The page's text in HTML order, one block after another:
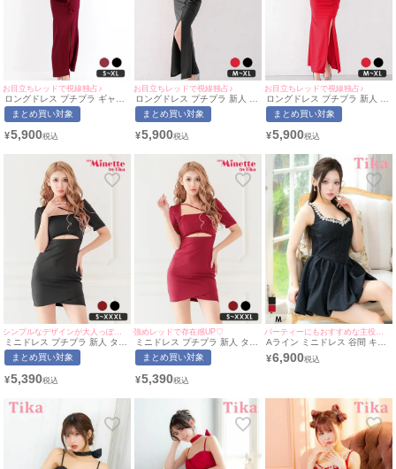
お目立ちレッドで視線独占♪
ロングドレス プチプラ ギャル
タイト セクシー ノースリーブ
ラウンジ 谷間 シンプル ワイン
ぷ着用/S~XL対応) | myMinette/
まとめ買い対象
¥5,900
お目立ちレッドで視線独占♪
ロングドレス プチプラ 新人 タ
イト セクシー スリット ノース
リーブ 谷間 黒 高身長 キャバ
イズ対応) | myMinette/マイミ
まとめ買い対象
¥5,900
お目立ちレッドで視線独占♪
ロングドレス プチプラ 新人 タ
イト セクシー スリット ノース
リーブ 谷間 赤 キャバドレス
応) | myMinette/マイミネット
まとめ買い対象
¥5,900
ミニドレス プチプラ 新人 タイ
ト ワンピース セクシー ラウン
ジ 半袖 低身長 ウエストカット
ラップデザイン 黒 キャバドレ
ズ対応) | myMinette/マイミネ
ット
まとめ買い対象
¥5,390
強めレッドで存在感UP♡
ミニドレス プチプラ 新人 タイ
ト ワンピース セクシー ラウン
ジ 半袖 低身長 ウエストカット
ンレッド キャバドレス (波北か
myMinette/マイミネット
まとめ買い対象
¥5,390
パーティーにもおすすめな主役級の一着♡
Aライン ミニドレス 谷間 キャ
ミソール キラキラストーン ラ
メ バルーン キャバドレス (せ
¥6,900